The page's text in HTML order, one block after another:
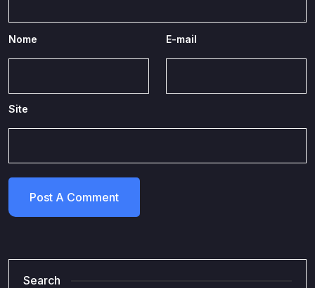
Nome E-mail
Site
Search